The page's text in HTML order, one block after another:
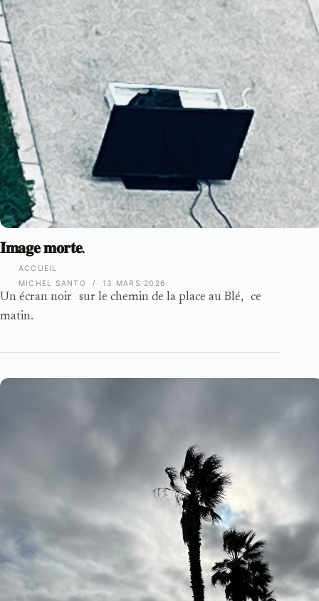
ACCUEIL
𝐈𝐦𝐚𝐠𝐞 𝐦𝐨𝐫𝐭𝐞.
Un écran noir sur le chemin de la place au Blé, ce
matin.
MICHEL SANTO 13 MARS 2026